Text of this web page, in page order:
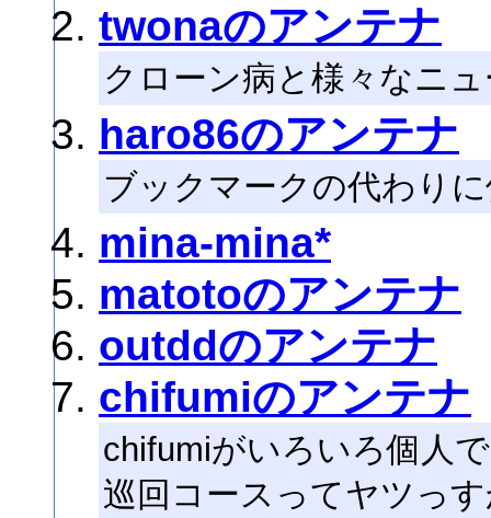
twonaのアンテナ
クローン病と様々なニ
haro86のアンテナ
ブックマークの代わり
mina-mina*
matotoのアンテナ
outddのアンテナ
chifumiのアンテナ
chifumiがいろいろ個人
巡回コースってヤツっ